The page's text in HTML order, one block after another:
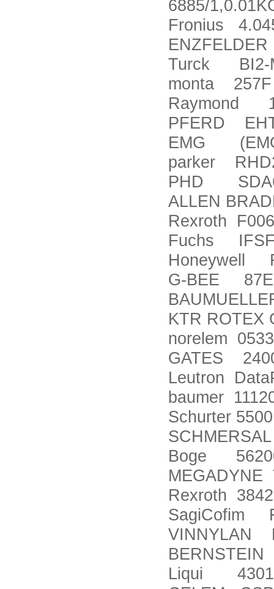
6885/
Fronius
Turck BI2-
monta 257F
Raymond
PFERD
EMG
parker
PHD
ALLEN
Rexroth
Fuchs
Honeywell
G-BEE
KTR ROTEX
norelem
GATES
Leutron
baumer
Schurter
Boge
MEGADYNE
Rexroth
SagiCofim
VINNYLAN
Liqui